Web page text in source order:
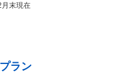
月末現在
ラン